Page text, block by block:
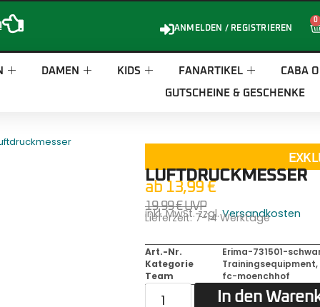
ANMELDEN / REGISTRIEREN
0
DAMEN KIDS FANARTIKEL CABA
GUTSCHEINE & GESCHENKE
LUFTDRUCKMESSER
ab 13,99€
19,99€UVP
inkl. MwSt. zzgl.Versandkosten
Lieferzeit:7-14 Werktage
Art.-Nr.
Erima-731501-
Kategorie
Trainingsequipment,
Team
fc-moenchhof
In den